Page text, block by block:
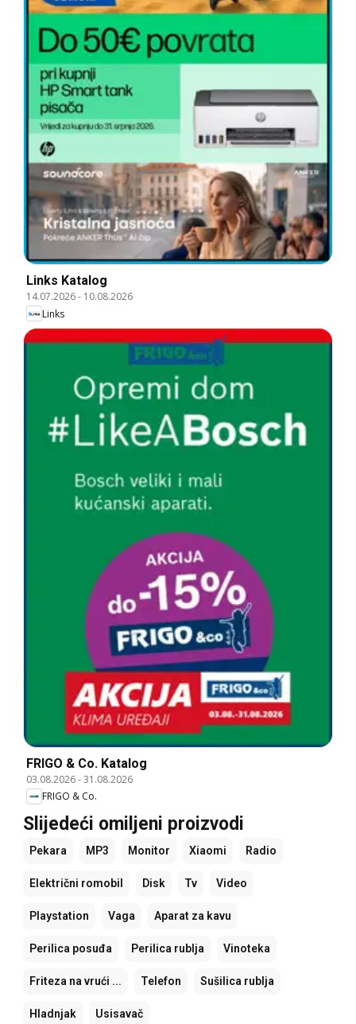
Links Katalog
14.07.2026- 10.08.2026
Links
FRIGO & Co. Katalog
03.08.2026-31.08.2026
FRIGO & Co.
Slijedeći omiljeni proizvodi
Pekara MP3 Monitor Xiaomi Radio
Električni romobil Disk Tv Video
Playstation Vaga Aparat za kavu
Perilica posuđa Perilica rublja Vinoteka
Friteza na vrući ... Telefon Sušilica rublja
Hladnjak Usisavač